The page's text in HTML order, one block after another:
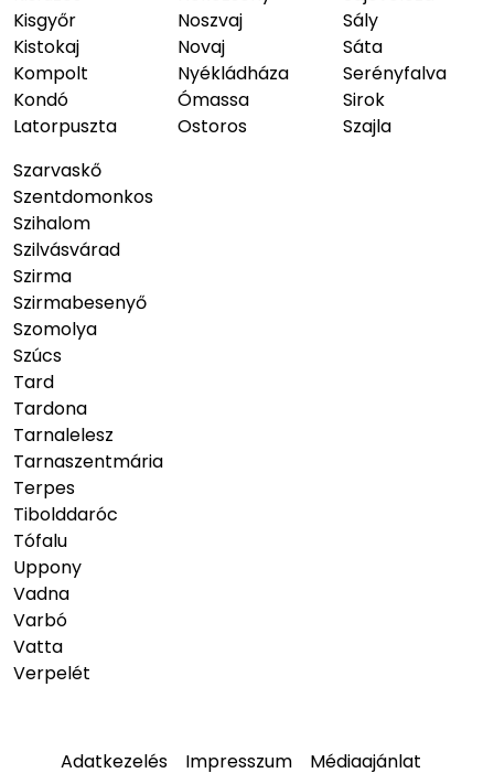
Kisgyőr
Kistokaj
Kompolt
Kondó
Latorpuszta
Noszvaj
Novaj
Nyékládháza
Ómassa
Ostoros
Sály
Sáta
Serényfalva
Sirok
Szajla
Szarvaskő
Szentdomonkos
Szihalom
Szilvásvárad
Szirma
Szirmabesenyő
Szomolya
Szúcs
Tard
Tardona
Tarnalelesz
Tarnaszentmária
Terpes
Tibolddaróc
Tófalu
Uppony
Vadna
Varbó
Vatta
Verpelét
Adatkezelés Impresszum Médiaajánlat